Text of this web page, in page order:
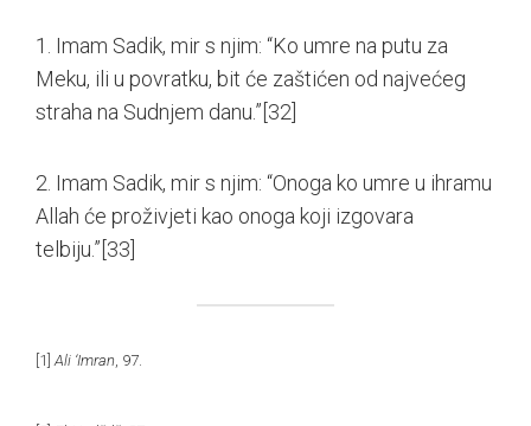
1. Imam Sadik, mir s njim: “Ko umre na putu za
Meku, ili u povratku, bit će zaštićen od najvećeg
straha na Sudnjem danu.”[32]
2. Imam Sadik, mir s njim: “Onoga ko umre u ihramu
Allah će proživjeti kao onoga koji izgovara
telbiju.”[33]
[1] Ali ‘Imran , 97.